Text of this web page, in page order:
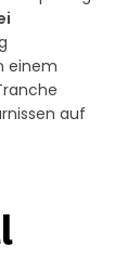
einem
auf